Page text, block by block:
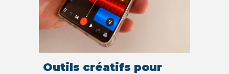
Outils créatifs pour